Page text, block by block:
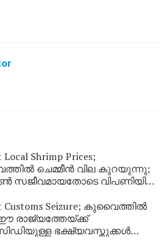
Local Shrimp Prices;
ചെമ്മീൻ വില കുറയുന്നു;
സജീവമായതോടെ വിപണിയിൽ
Customs Seizure; കുവൈത്തിൽ
ഈ രാജ്യത്തേയ്ക്ക്
ഭക്ഷ്യവസ്തുക്കൾ